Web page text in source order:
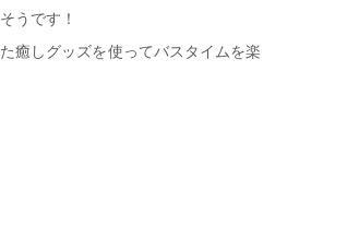
うです！
癒しグッズを使ってバスタイムを楽